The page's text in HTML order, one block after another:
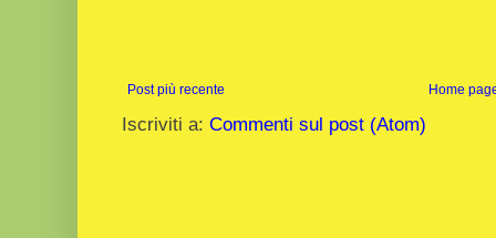
Post più recente Home
Iscriviti a: Commenti sul post (Atom)